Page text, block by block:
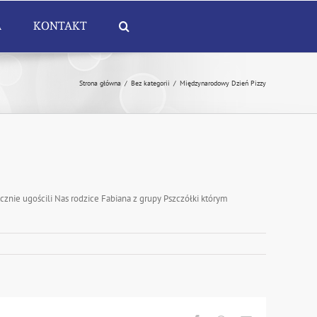
KONTAKT
Strona główna / Bez kategorii / Międzynarodowy Dzień Pizzy
ugościli Nas rodzice Fabiana z grupy Pszczółki którym